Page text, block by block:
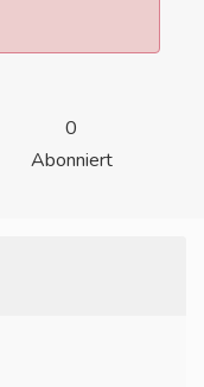
0
Abonniert